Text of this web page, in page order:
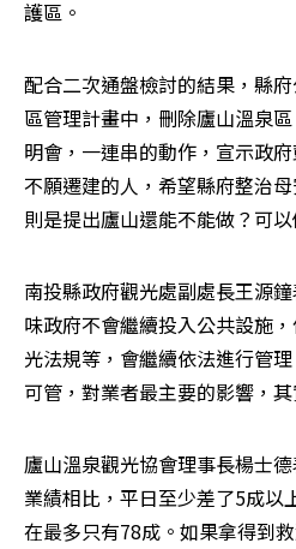
護區。
配合二次通盤檢討的結果，縣
區管理計畫中，刪除廬山溫泉
明會，一連串的動作，宣示政
不願遷建的人，希望縣府整治
則是提出廬山還能不能做？可
南投縣政府觀光處副處長王源
味政府不會繼續投入公共設施
光法規等，會繼續依法進行管
可管，對業者最主要的影響，
廬山溫泉觀光協會理事長楊士
業績相比，平日至少差了5成以
在最多只有78成。如果拿得到